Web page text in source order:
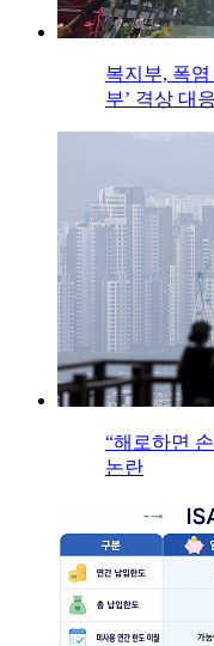
복지부, 폭
부’ 격상 대응
“해로하면
논란